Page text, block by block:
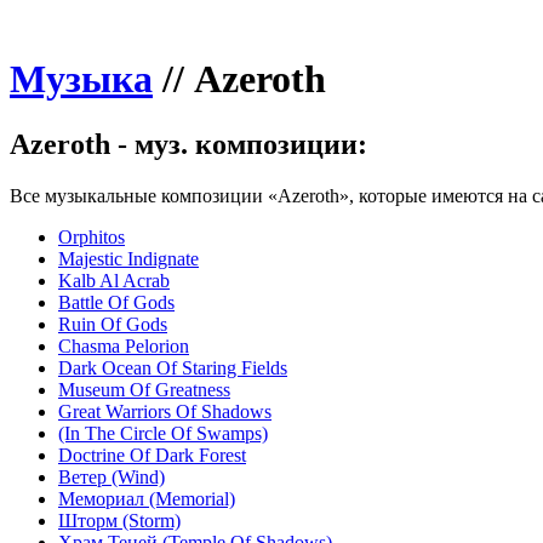
Музыка// Azeroth
Azeroth - муз. композиции:
Все музыкальные композиции «Azeroth», которые имеются на
Orphitos
Majestic Indignate
Kalb Al Acrab
Battle Of Gods
Ruin Of Gods
Chasma Pelorion
Dark Ocean Of Staring Fields
Museum Of Greatness
Great Warriors Of Shadows
(In The Circle Of Swamps)
Doctrine Of Dark Forest
Ветер (Wind)
Мемориал (Memorial)
Шторм (Storm)